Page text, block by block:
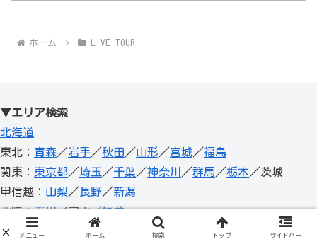
ホーム LIVE TOUR
▼エリア検索
北海道
東北： 青森／岩手／秋田 ／山形／宮城 ／福島
関東： 東京都／埼玉 ／千葉 ／神奈川 ／群馬 ／栃木 ／茨城
甲信越： 山梨 ／長野／新潟
北陸：石川／富山／福井
東海：
／岐阜／ 静岡
メニュー ホーム 検索 トップ サイドバー